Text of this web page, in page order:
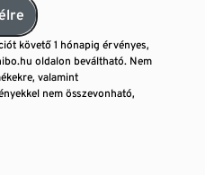
követő 1 hónapig érvényes,
oldalon beváltható. Nem
valamint
nem összevonható,